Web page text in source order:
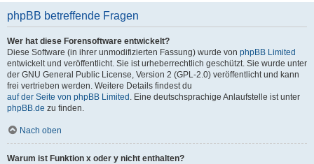
phpBB betreffende Fragen
Wer hat diese Forensoftware entwickelt?
Diese Software (in ihrer unmodifizierten Fassung) wurde von phpBB Limited
entwickelt und veröffentlicht. Sie ist urheberrechtlich geschützt. Sie wurde unter
der GNU General Public License, Version 2 (GPL-2.0) veröffentlicht und kann
frei vertrieben werden. Weitere Details findest du
auf der Seite von phpBB Limited . Eine deutschsprachige Anlaufstelle ist unter
phpBB.de zu finden.
Nach oben
Warum ist Funktion x oder y nicht enthalten?